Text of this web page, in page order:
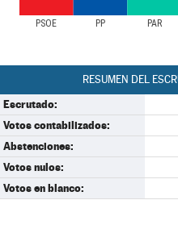
PSOE PP PAR
RESUMEN DEL
Escrutado:
Votos contabilizados:
Abstenciones:
Votos nulos:
Votos en blanco: